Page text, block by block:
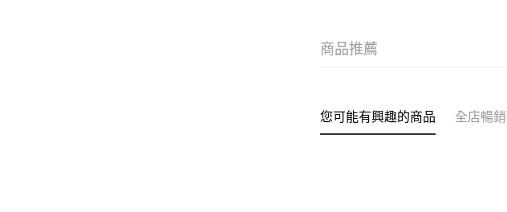
商品推薦
您可能有興趣的商品 全店暢